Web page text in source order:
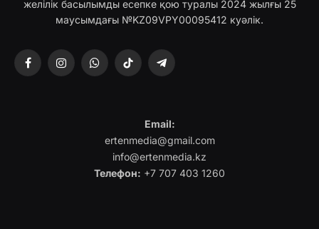
желілік басылымды есепке қою туралы 2024 жылғы 25
маусымдағы №KZ09VPY00095412 куәлік.
FacebookInstagramWhatsAppTikTok Telegram
Email:
ertenmedia@gmail.com
info@ertenmedia.kz
Телефон: +7 707 403 1260